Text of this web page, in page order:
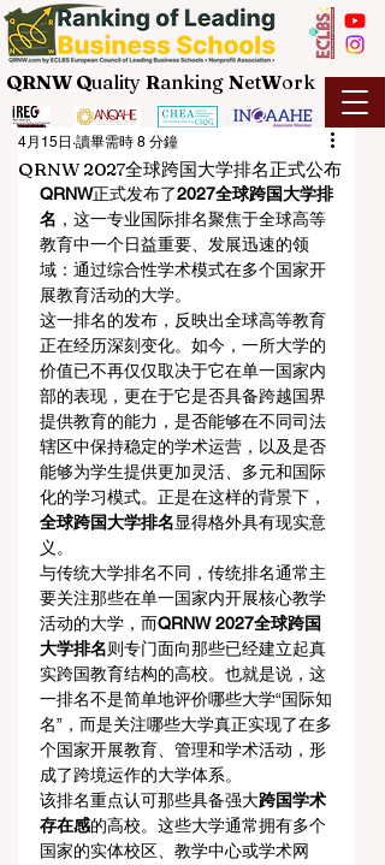
QRNW Quality Ranking NetWork
QRNW 2027全球跨国大学排名正式公布
4月15日 讀畢需時 8 分鐘
QRNW正式发布了2027全球跨国大学排
名 ，这一专业国际排名聚焦于全球高等
教育中一个日益重要、发展迅速的领
域：通过综合性学术模式在多个国家开
展教育活动的大学。
这一排名的发布，反映出全球高等教育
正在经历深刻变化。如今，一所大学的
价值已不再仅仅取决于它在单一国家内
部的表现，更在于它是否具备跨越国界
提供教育的能力，是否能够在不同司法
辖区中保持稳定的学术运营，以及是否
能够为学生提供更加灵活、多元和国际
化的学习模式。正是在这样的背景下，
全球跨国大学排名显得格外具有现实意
义。
与传统大学排名不同，传统排名通常主
要关注那些在单一国家内开展核心教学
活动的大学，而QRNW 2027全球跨国
大学排名则专门面向那些已经建立起真
实跨国教育结构的高校。也就是说，这
一排名不是简单地评价哪些大学“国际知
名”，而是关注哪些大学真正实现了在多
个国家开展教育、管理和学术活动，形
成了跨境运作的大学体系。
该排名重点认可那些具备强大跨国学术
存在感的高校。这些大学通常拥有多个
国家的实体校区、教学中心或学术网